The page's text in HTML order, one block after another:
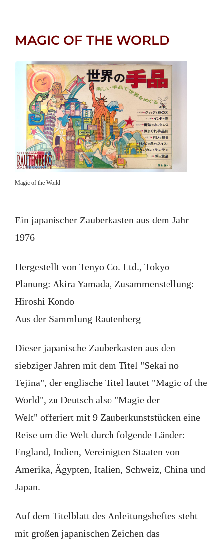
MAGIC OF THE WORLD
Magic of the World
Ein japanischer Zauberkasten aus dem Jahr
1976
Hergestellt von Tenyo Co. Ltd., Tokyo
Planung: Akira Yamada, Zusammenstellung:
Hiroshi Kondo
Aus der Sammlung Rautenberg
Dieser japanische Zauberkasten aus den
siebziger Jahren mit dem Titel "Sekai no
Tejina", der englische Titel lautet "Magic of the
World", zu Deutsch also "Magie der
Welt" offeriert mit 9 Zauberkunststücken eine
Reise um die Welt durch folgende Länder:
England, Indien, Vereinigten Staaten von
Amerika, Ägypten, Italien, Schweiz, China und
Japan.
Auf dem Titelblatt des Anleitungsheftes steht
mit großen japanischen Zeichen das